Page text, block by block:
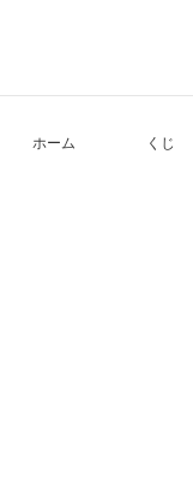
ホーム くじ